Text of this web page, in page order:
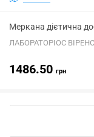
Меркана дієтична
ЛАБОРАТОРІОС
1486.50 грн